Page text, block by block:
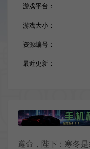
游戏平台：
游戏大小：
资源编号：
最近更新：
遵命，陛下：寒冬